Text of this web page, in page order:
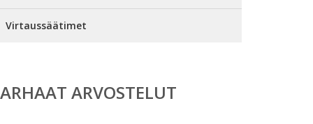
Virtaussäätimet
ARVOSTELUT